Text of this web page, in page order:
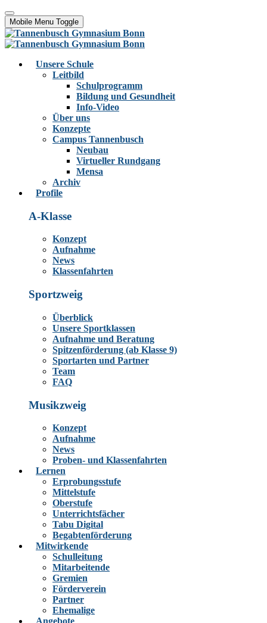
Mobile Menu Toggle
Unsere Schule
Leitbild
Schulprogramm
Bildung und Gesundheit
Info-Video
Über uns
Konzepte
Campus Tannenbusch
Neubau
Virtueller Rundgang
Mensa
Archiv
Profile
A-Klasse
Konzept
Aufnahme
News
Klassenfahrten
Sportzweig
Überblick
Unsere Sportklassen
Aufnahme und Beratung
Spitzenförderung (ab Klasse 9)
Sportarten und Partner
Team
FAQ
Musikzweig
Konzept
Aufnahme
News
Proben- und Klassenfahrten
Lernen
Erprobungsstufe
Mittelstufe
Oberstufe
Unterrichtsfächer
Tabu Digital
Begabtenförderung
Mitwirkende
Schulleitung
Mitarbeitende
Gremien
Förderverein
Partner
Ehemalige